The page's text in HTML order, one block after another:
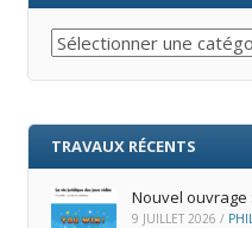
Catégories
TRAVAUX RÉCENTS
Nouvel ouvrage
9 JUILLET 2026 /